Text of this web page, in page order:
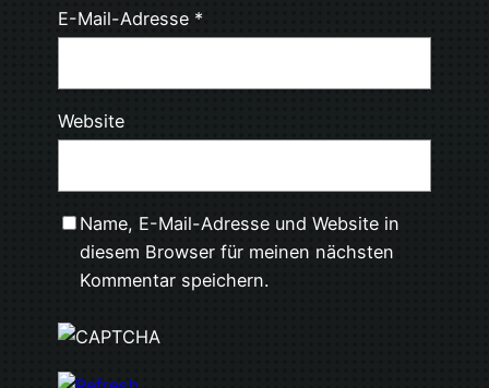
E-Mail-Adresse *
Website
Name, E-Mail-Adresse und Website in
diesem Browser für meinen nächsten
Kommentar speichern.